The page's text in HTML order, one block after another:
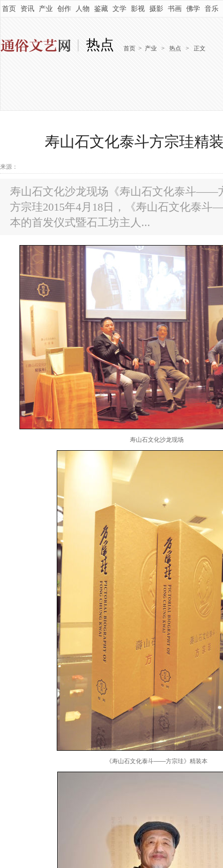
首页 资讯 产业 创作 人物 鉴藏 文学 影视 摄影 书画 佛学 音乐
热点 首页 > 产业 > 热点 > 正文
寿山石文化泰斗方宗珪精
来源：
寿山石文化沙龙现场《寿山石文化泰斗——
方宗珪2015年4月18日，《寿山石文化泰
本的首发仪式暨石工坊主人...
寿山石文化沙龙现场
《寿山石文化泰斗——方宗珪》精装本